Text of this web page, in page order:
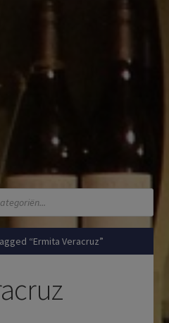
“Ermita Veracruz”